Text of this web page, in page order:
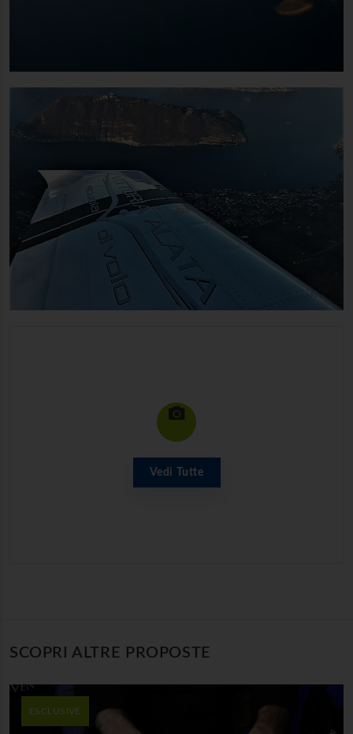
Vedi Tutte
SCOPRI ALTRE PROPOSTE
ESCLUSIVE